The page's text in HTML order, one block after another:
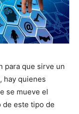
para que sirve un
hay quienes
se mueve el
de este tipo de